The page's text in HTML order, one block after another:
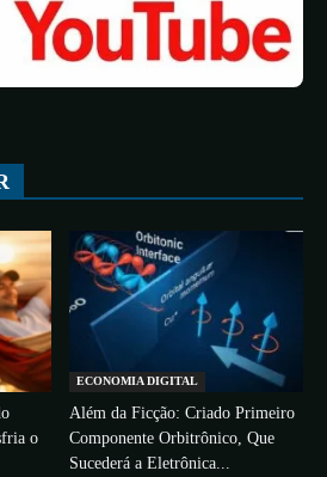
o
ECONOMIA DIGITAL
Além da Ficção: Criado Primeiro
Componente Orbitrônico, Que
Sucederá a Eletrônica...